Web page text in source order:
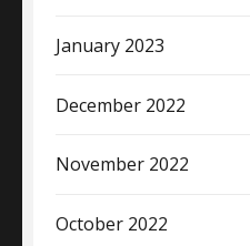
January 2023
December 2022
November 2022
October 2022